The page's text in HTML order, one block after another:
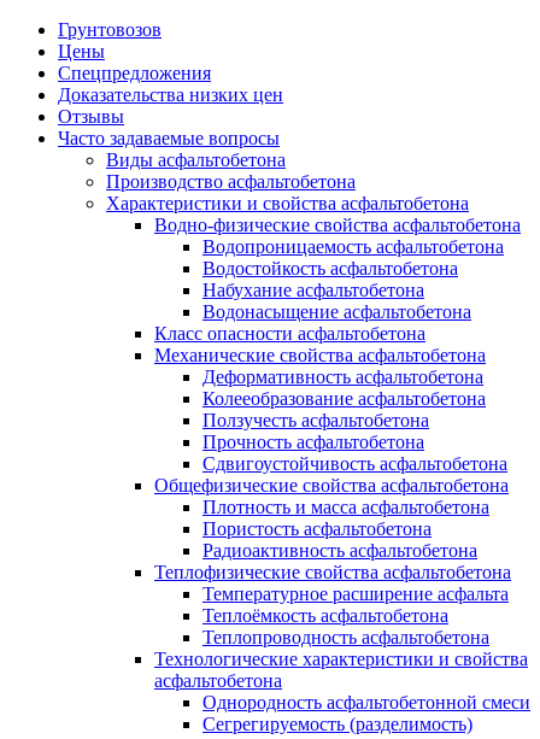
Грунтовозов
Цены
Спецпредложения
Доказательства низких цен
Отзывы
Часто задаваемые вопросы
Виды асфальтобетона
Производство асфальтобетона
Характеристики и свойства асфальтобетона
Водно-физические свойства асфальтобетона
Водопроницаемость асфальтобетона
Водостойкость асфальтобетона
Набухание асфальтобетона
Водонасыщение асфальтобетона
Класс опасности асфальтобетона
Механические свойства асфальтобетона
Деформативность асфальтобетона
Колееобразование асфальтобетона
Ползучесть асфальтобетона
Прочность асфальтобетона
Сдвигоустойчивость асфальтобетона
Общефизические свойства асфальтобетона
Плотность и масса асфальтобетона
Пористость асфальтобетона
Радиоактивность асфальтобетона
Теплофизические свойства асфальтобетона
Температурное расширение асфальта
Теплоёмкость асфальтобетона
Теплопроводность асфальтобетона
Технологические характеристики и свойства
асфальтобетона
Однородность асфальтобетонной смеси
Сегрегируемость (разделимость)